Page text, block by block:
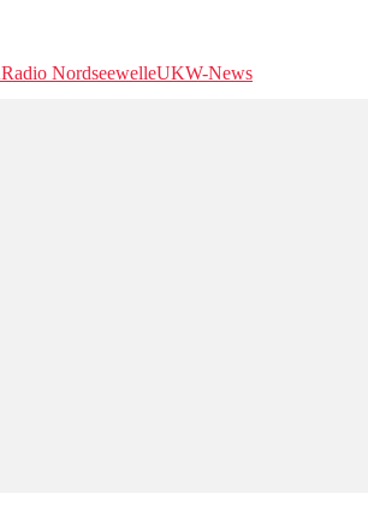
Radio NordseewelleUKW-News